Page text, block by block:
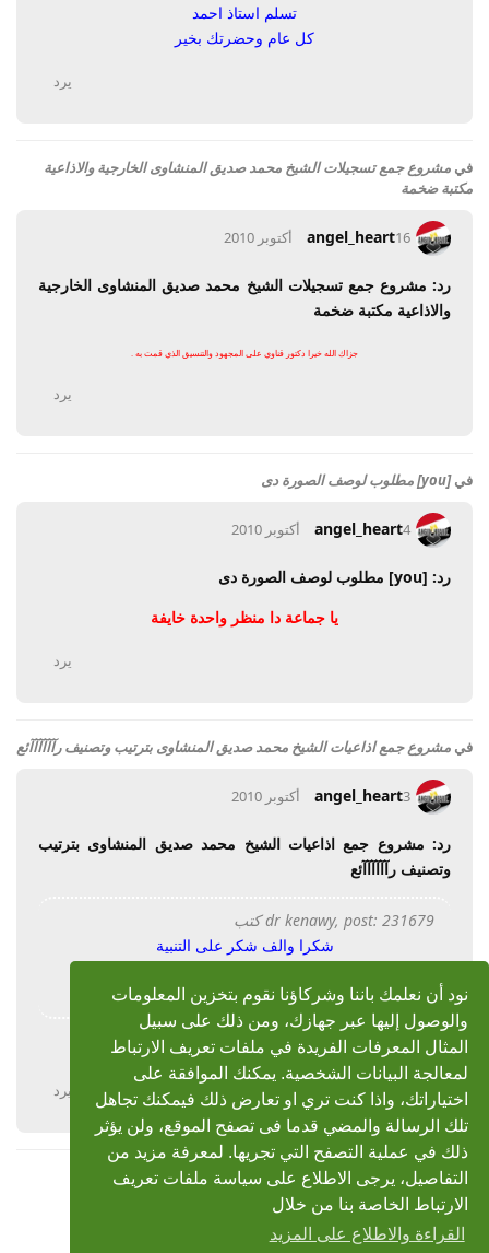
نود أن نعلمك باننا وشركاؤنا نقوم بتخزين المعلومات
والوصول إليها عبر جهازك، ومن ذلك على سبيل
المثال المعرفات الفريدة في ملفات تعريف الارتباط
لمعالجة البيانات الشخصية. يمكنك الموافقة على
اختياراتك، واذا كنت تري او تعارض ذلك فيمكنك تجاهل
تلك الرسالة والمضي قدما فى تصفح الموقع، ولن يؤثر
ذلك في عملية التصفح التي تجريها. لمعرفة مزيد من
التفاصيل، يرجى الاطلاع على سياسة ملفات تعريف
الارتباط الخاصة بنا من خلال
القراءة والاطلاع على المزيد
تسلم استاذ احمد
كل عام وحضرتك بخير
يرد
في مشروع جمع تسجيلات الشيخ محمد صديق المنشاوى الخارجية والاذاعية
مكتبة ضخمة
angel_heart16 أكتوبر 2010
رد: مشروع جمع تسجيلات الشيخ محمد صديق المنشاوى الخارجية
والاذاعية مكتبة ضخمة
جزاك الله خيرا دكتور قناوي على المجهود والتنسيق الذي قمت به .
يرد
في[you] مطلوب لوصف الصورة دى
angel_heart4 أكتوبر 2010
رد: [you] مطلوب لوصف الصورة دى
يا جماعة دا منظر واحدة خايفة
يرد
في مشروع جمع اذاعيات الشيخ محمد صديق المنشاوى بترتيب وتصنيف رآآآآآآئع
angel_heart3 أكتوبر 2010
رد: مشروع جمع اذاعيات الشيخ محمد صديق المنشاوى بترتيب
وتصنيف رآآآآآآئع
dr kenawy, post: 231679 كتب
شكرا والف شكر على التنبية
تبعا لتنبيهكم المبارك اخى
فخور باهتمامك دكتور واتمنى اكون عضو ينال على تقديركم واكون دائما عند حسن ظنكم
يرد
عرض المزيد